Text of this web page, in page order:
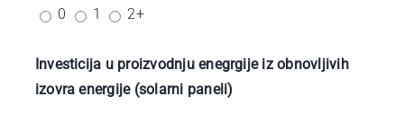
0 1 2+
Investicija u proizvodnju enegrgije iz obnovljivih
izovra energije (solarni paneli)